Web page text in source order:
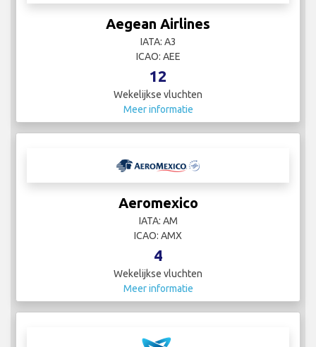
Aegean Airlines
IATA: A3
ICAO: AEE
12
Wekelijkse vluchten
Meer informatie
Aeromexico
IATA: AM
ICAO: AMX
4
Wekelijkse vluchten
Meer informatie